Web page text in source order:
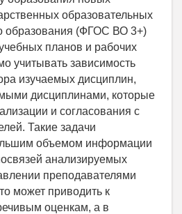
образовательных
образования (ФГОС ВО 3+)
планов и рабочих
учитывать зависимость
изучаемых дисциплин,
дисциплинами, которые
и согласования с
Такие задачи
объемом информации
анализируемых
преподавателями
может приводить к
оценкам, а в